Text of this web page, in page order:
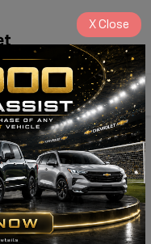
Search
Español:
de
X Close